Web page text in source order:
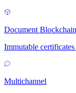
Document Blockchain
Immutable
Multichannel